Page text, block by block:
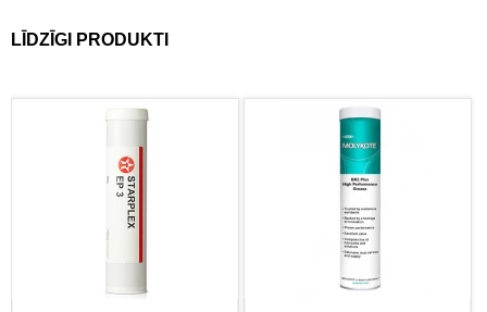
LĪDZĪGI PRODUKTI